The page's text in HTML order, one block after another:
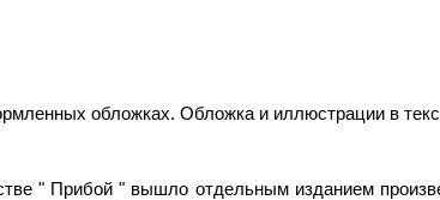
обложках. Обложка и иллюстрации в
" Прибой " вышло отдельным изданием